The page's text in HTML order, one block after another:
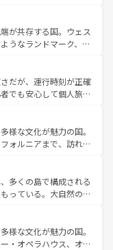
ンス、プロヴァンスの
楽しみ方が可能だ。さ
れており、どの街角に
く異なる文化を体験で
ンス情報はコンテンツ一覧
飽きることがない。ベ
のアルプスの絶景、そ
た風景は必見。ビール
お、新着の
してほしい。
が共存する国。ウェス
うなランドマーク、歴
、優雅なアフタヌーン
英国パブ、サッカー観
も豊富。イギリスを旅
だが、運行時刻が正確
でも安心して個人旅行
ならではのユニークな
なく町歩きも満喫する
め物価も高いが、旅行
きる。 なお、新
を参照してほしい。
様な文化が魅力の国。
ォルニアまで、訪れる
ピング、エンターテイ
トだ。一方、アメリカ
キャニオンやイエロー
美食が融合した独特の
地域で異なる魅力を楽
史を感じることができ
多くの島で構成される
っている。大自然の神
観光地といえばオアフ
ウイ島やカウアイ島が
く海をはじめ、豊かな
様な文化が魅力の国。
・オペラハウス、オー